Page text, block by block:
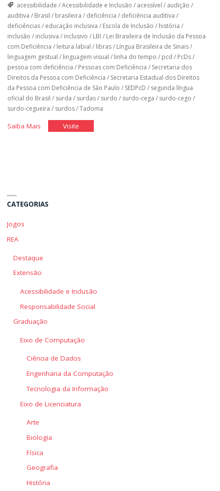
acessibilidade /Acessibilidade e Inclusão / acessível / audição /
auditiva / Brasil / brasileira / deficiência / deficiência auditiva /
deficiências/ educação inclusiva / Escola de Inclusão / história /
inclusão / inclusiva / inclusivo / LBI / Lei Brasileira de Inclusão da Pessoa
com Deficiência / leitura labial / libras/ Língua Brasileira de Sinais/
linguagem gestual / linguagem visual / linha do tempo / pcd / PcDs/
pessoa com deficiência / Pessoas com Deficiência / Secretaria dos
Direitos da Pessoa com Deficiência / Secretaria Estadual dos Direitos
da Pessoa com Deficiência de São Paulo / SEDPcD / segunda língua
oficial do Brasil / surda / surdas/ surdo / surdo-cega / surdo-cego /
surdo-cegueira / surdos/Tadoma
Saiba Mais"A
Visite"A
CATEGORIAS
Jogos
REA
Destaque
Extensão
Acessibilidade e Inclusão
Responsabilidade Social
Graduação
Eixo de Computação
Ciência de Dados
Engenharia da Computação
Tecnologia da Informação
Eixo de Licenciatura
Arte
Biologia
Física
Geografia
História